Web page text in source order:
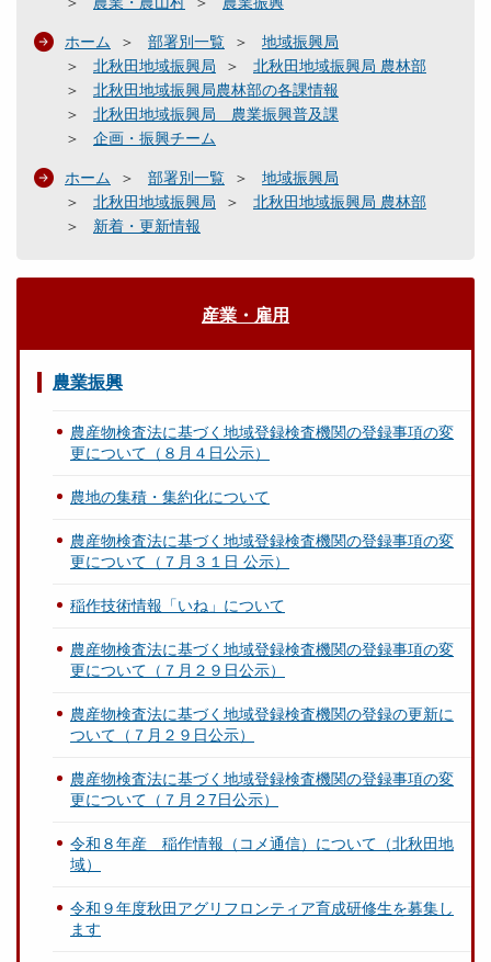
ホーム 部署別一覧
地域振興局
北秋田地域振興局
北秋田地域振興局 農林部
北秋田地域振興局農林部の各課情報
北秋田地域振興局 農業振興普及課
企画・振興チーム
ホーム 部署別一覧
地域振興局
北秋田地域振興局
北秋田地域振興局 農林部
新着・更新情報
産業・雇用
農業振興
農産物検査法に基づく地域登録検査機関の登録事項の変
更について（８月４日公示）
農地の集積・集約化について
農産物検査法に基づく地域登録検査機関の登録事項の変
更について（７月３１日 公示）
稲作技術情報「いね」について
農産物検査法に基づく地域登録検査機関の登録事項の変
更について（７月２９日公示）
農産物検査法に基づく地域登録検査機関の登録の更新に
ついて（７月２９日公示）
農産物検査法に基づく地域登録検査機関の登録事項の変
更について（７月２7日公示）
令和８年産 稲作情報（コメ通信）について（北秋田地
域）
令和９年度秋田アグリフロンティア育成研修生を募集し
ます